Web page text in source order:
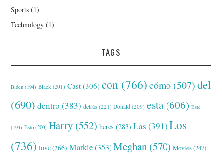
Sports (1)
Technology (1)
TAGS
Biden (194) Black (201) Cast (306) con (766) cómo (507) del
(690) dentro (383) detrás (221) Donald (209) esta (606) Este
(194) Esto (200) Harry (552) heres (283) Las (391) Los
(736) love(266) Markle(353) Meghan (570) Movies(247)